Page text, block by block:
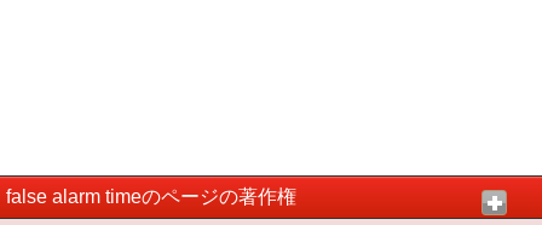
false alarm timeのページの著作権